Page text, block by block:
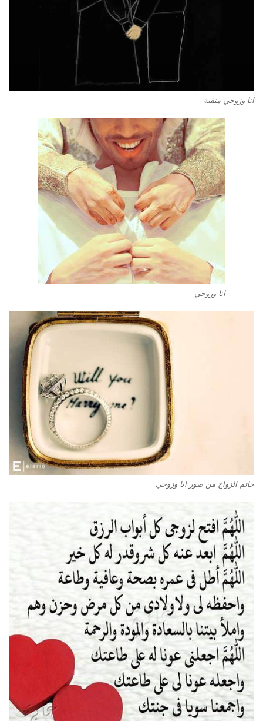
انا وزوجي منقبة
انا وزوجي
خاتم الزواج من صور انا وزوجي